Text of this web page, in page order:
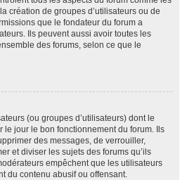
création de groupes d’utilisateurs ou de
que le fondateur du forum a
Ils peuvent aussi avoir toutes les
des forums, selon ce que le
(ou groupes d’utilisateurs) dont le
le jour le bon fonctionnement du forum. Ils
des messages, de verrouiller,
et diviser les sujets des forums qu’ils
empêchent que les utilisateurs
du contenu abusif ou offensant.